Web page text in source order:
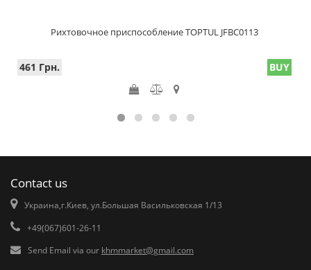
Рихтовочное приспособление TOPTUL JFBC0113
461 Грн. BUY
Contact us
Украина,г.Киев, ул.Большая Васильковская 1/13
+49(067)601-26-11
Send Email via our khmmarket@gmail.com